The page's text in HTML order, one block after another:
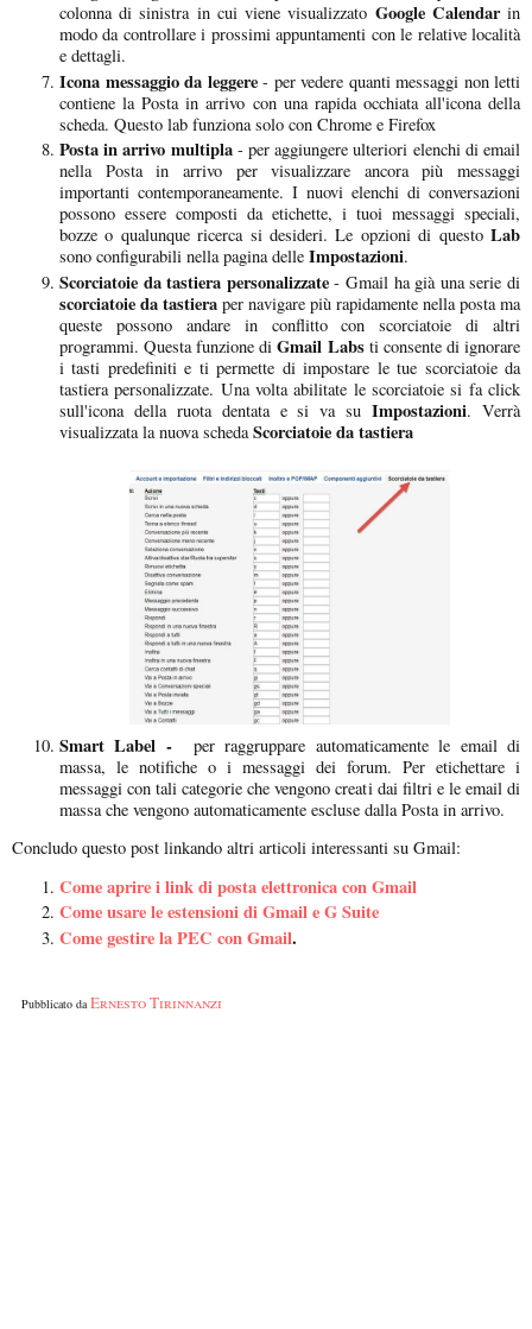
colonna di sinistra in cui viene visualizzato Google Calendarin
modo da controllare i prossimi appuntamenti con le relative località
e dettagli.
Icona messaggio da leggere- per vedere quanti messaggi non letti
contiene la Posta in arrivo con una rapida occhiata all'icona della
scheda. Questo lab funziona solo con Chrome e Firefox
Posta in arrivo multipla- per aggiungere ulteriori elenchi di email
nella Posta in arrivo per visualizzare ancora più messaggi
importanti contemporaneamente. I nuovi elenchi di conversazioni
possono essere composti da etichette, i tuoi messaggi speciali,
bozze o qualunque ricerca si desideri. Le opzioni di questo Lab
sono configurabili nella pagina delle Impostazioni.
Scorciatoie da tastiera personalizzate- Gmail ha già una serie di
scorciatoie da tastiera per navigare più rapidamente nella posta ma
queste possono andare in conflitto con scorciatoie di altri
programmi. Questa funzione diGmail Labsti consente di ignorare
i tasti predefiniti e ti permette di impostare le tue scorciatoie da
tastiera personalizzate. Una volta abilitate le scorciatoie si fa click
sull'icona della ruota dentata e si va suImpostazioni. Verrà
visualizzata la nuova schedaScorciatoie da tastiera
Smart Label -per raggruppare automaticamente le email di
massa, le notifiche o i messaggi dei forum. Per etichettare i
messaggi con tali categorie che vengono creati dai filtri e le email di
massa che vengono automaticamente escluse dalla Posta in arrivo.
Concludo questo post linkando altri articoli interessanti su Gmail:
Come aprire i link di posta elettronica con Gmail
Come usare le estensioni di Gmail e G Suite
Come gestire la PEC con Gmail.
Pubblicato daErnesto Tirinnanzi